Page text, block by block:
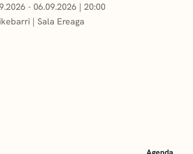
- 06.09.2026 | 20:00
| Sala Ereaga